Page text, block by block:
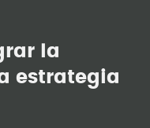
la
estrategia